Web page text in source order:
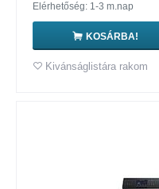
Elérhetőség: 1-3 m.nap
KOSÁRBA!
Kivánságlistára rakom